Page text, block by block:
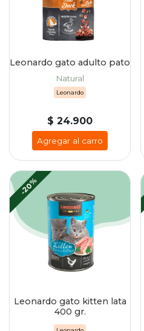
Leonardo gato adulto pato
Natural
Leonardo
$ 24.900
Agregar al carro
-20%
Leonardo gato kitten lata
400 gr.